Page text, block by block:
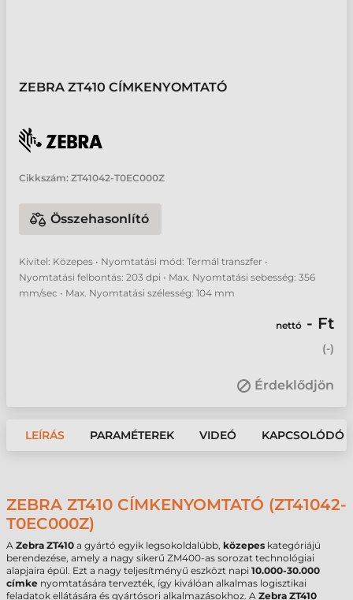
ZEBRA ZT410 CÍMKENYOMTATÓ
Cikkszám: ZT41042-T0EC000Z
Összehasonlító
Kivitel: Közepes • Nyomtatási mód: Termál transzfer •
Nyomtatási felbontás: 203 dpi • Max. Nyomtatási sebesség: 356
mm/sec • Max. Nyomtatási szélesség: 104 mm
nettó - Ft
(-)
Érdeklődjön
LEÍRÁS PARAMÉTEREK VIDEÓ KAPCSOLÓDÓ
ZEBRA ZT410 CÍMKENYOMTATÓ (ZT41042-
T0EC000Z)
A Zebra ZT410 a gyártó egyik legsokoldalúbb, közepes kategóriájú
berendezése, amely a nagy sikerű ZM400-as sorozat technológiai
alapjaira épül. Ezt a nagy teljesítményű eszközt napi 10.000-30.000
címke nyomtatására tervezték, így kiválóan alkalmas logisztikai
feladatok ellátására és gyártósori alkalmazásokhoz. A Zebra ZT410